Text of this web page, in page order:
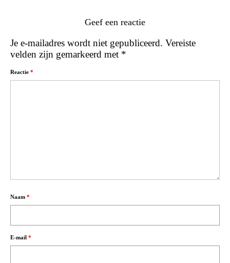
Geef een reactie
Je e-mailadres wordt niet gepubliceerd. Vereiste
velden zijn gemarkeerd met *
Reactie *
Naam *
E-mail *